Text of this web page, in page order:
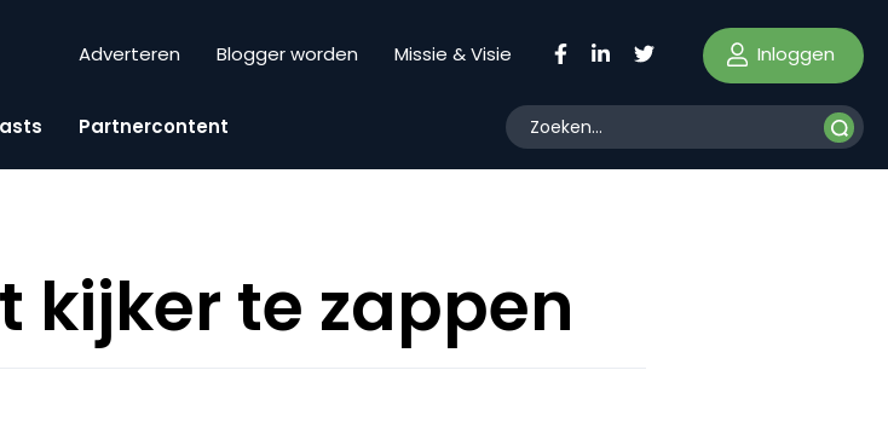
Adverteren Blogger worden Missie & Visie Inloggen
Partnercontent
kijker te zappen